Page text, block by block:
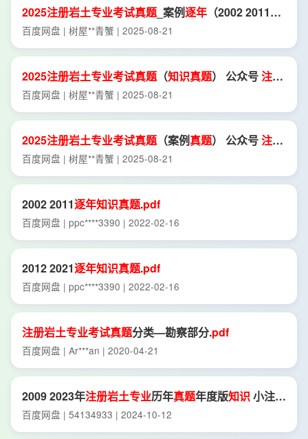
2025注册岩土专业考试真题_案例逐年 （2002 2011）
赠.pdf
百度网盘 | 树屋**青蟹 | 2025-08-21
2025注册岩土专业考试真题（知识真题） 公众号注册
土木_2012 2024
百度网盘 | 树屋**青蟹 | 2025-08-21
2025注册岩土专业考试真题（案例真题） 公众号注册
土木_2012 2024
百度网盘 | 树屋**青蟹 | 2025-08-21
2002 2011逐年知识真题.pdf
百度网盘 | ppc****3390 | 2022-02-16
2012 2021逐年知识真题.pdf
百度网盘 | ppc****3390 | 2022-02-16
注册岩土专业考试真题分类—勘察部分.pdf
百度网盘 | Ar***an | 2020-04-21
2009 2023年注册岩土专业历年真题年度版知识小注岩
土.pdf
百度网盘 | 54134933 | 2024-10-12